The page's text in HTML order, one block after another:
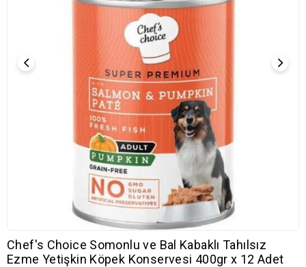
Chef's Choice Somonlu ve Bal Kabaklı Tahılsız
Ezme Yetişkin Köpek Konservesi 400gr x 12 Adet